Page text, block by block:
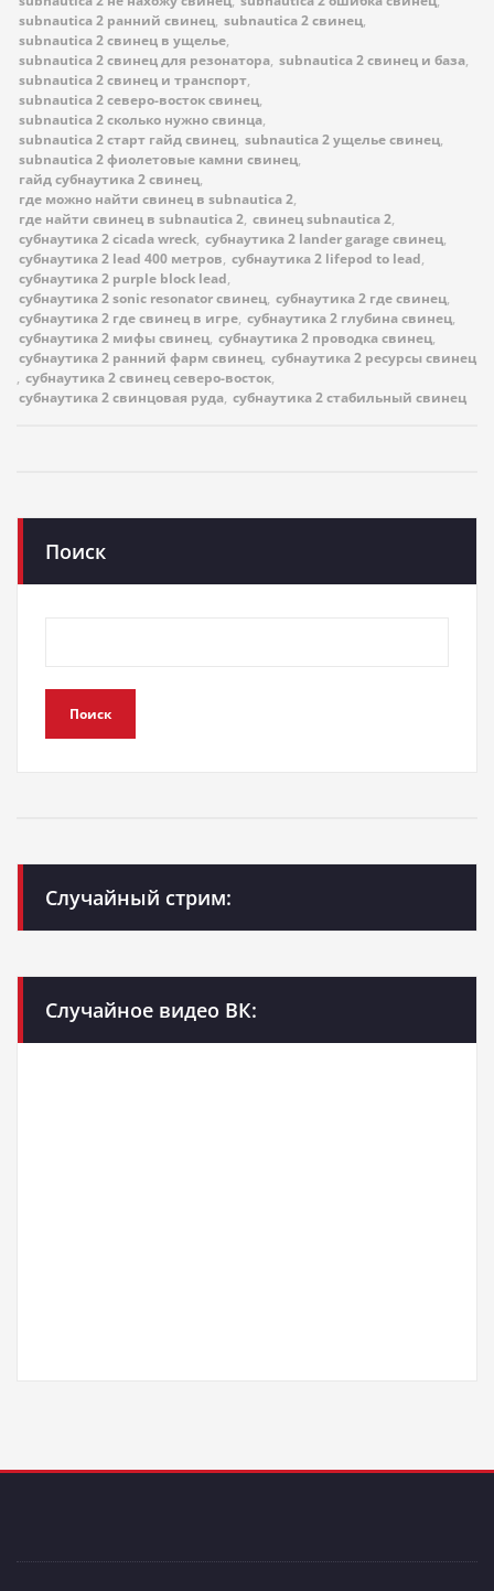
subnautica 2 ранний свинец, subnautica 2 свинец,
subnautica 2 свинец в ущелье,
subnautica 2 свинец для резонатора, subnautica 2 свинец и база,
subnautica 2 свинец и транспорт,
subnautica 2 северо-восток свинец,
subnautica 2 сколько нужно свинца,
subnautica 2 старт гайд свинец, subnautica 2 ущелье свинец,
subnautica 2 фиолетовые камни свинец,
гайд субнаутика 2 свинец,
где можно найти свинец в subnautica 2,
где найти свинец в subnautica 2, свинец subnautica 2,
субнаутика 2 cicada wreck, субнаутика 2 lander garage свинец,
субнаутика 2 lead 400 метров, субнаутика 2 lifepod to lead,
субнаутика 2 purple block lead,
субнаутика 2 sonic resonator свинец, субнаутика 2 где свинец,
субнаутика 2 где свинец в игре, субнаутика 2 глубина свинец,
субнаутика 2 мифы свинец, субнаутика 2 проводка свинец,
субнаутика 2 ранний фарм свинец, субнаутика 2 ресурсы свинец
, субнаутика 2 свинец северо-восток,
субнаутика 2 свинцовая руда, субнаутика 2 стабильный свинец
Поиск
Поиск
Случайный стрим:
Случайное видео ВК: